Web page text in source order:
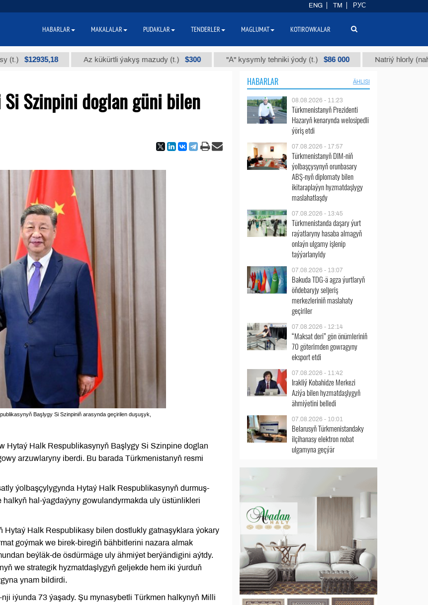
Az kükürtli ýakyş mazudy (t.) $300 "А" kysymly tehniki ýody (t.) $86 000 Natriý hlorly (nahar
Szinpini doglan güni bilen
Başlygy Si Szinpiniň arasynda geçirilen duşuşyk,
Hytaý Halk Respublikasynyň Başlygy Si Szinpine doglan
arzuwlaryny iberdi. Bu barada Türkmenistanyň resmi
ýolbaşçylygynda Hytaý Halk Respublikasynyň durmuş-
hal-ýagdaýyny gowulandyrmakda uly üstünlikleri
Halk Respublikasy bilen dostlukly gatnaşyklara ýokary
goýmak we birek-biregiň bähbitlerini nazara almak
beýläk-de ösdürmäge uly ähmiýet berýändigini aýtdy.
we strategik hyzmatdaşlygyň geljekde hem iki ýurduň
ynam bildirdi.
iýunda 73 ýaşady. Şu mynasybetli Türkmen halkynyň Milli
HABARLAR ÄHLISI
08.08.2026 - 11:23
Türkmenistanyň Prezidenti
Hazaryň kenarynda welosipedli
ýöriş etdi
07.08.2026 - 17:57
Türkmenistanyň DIM-niň
ýolbaşçysynyň orunbasary
ABŞ-nyň diplomaty bilen
ikitaraplaýyn hyzmatdaşlygy
maslahatlaşdy
07.08.2026 - 13:45
Türkmenistanda daşary ýurt
raýatlaryny hasaba almagyň
onlaýn ulgamy işlenip
taýýarlanyldy
07.08.2026 - 13:07
Bakuda TDG-ä agza ýurtlaryň
öňdebaryjy seljeriş
merkezleriniň maslahaty
geçiriler
07.08.2026 - 12:14
“Maksat deri” gön önümleriniň
70 göterimden gowragyny
eksport etdi
07.08.2026 - 11:42
Irakliý Kobahidze Merkezi
Aziýa bilen hyzmatdaşlygyň
ähmiýetini belledi
07.08.2026 - 10:01
Belarusyň Türkmenistandaky
ilçihanasy elektron nobat
ulgamyna geçýär
ENG TM РУС
HABARLAR MAKALALAR PUDAKLAR TENDERLER MAGLUMAT KOTIROWKALAR